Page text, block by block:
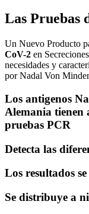
Las Pruebas
Un Nuevo Producto
CoV-2 en
necesidades y
por Nadal Von
Los antigenos
Alemania tienen
pruebas PCR
Detecta las
Los resultados
Se distribuye a